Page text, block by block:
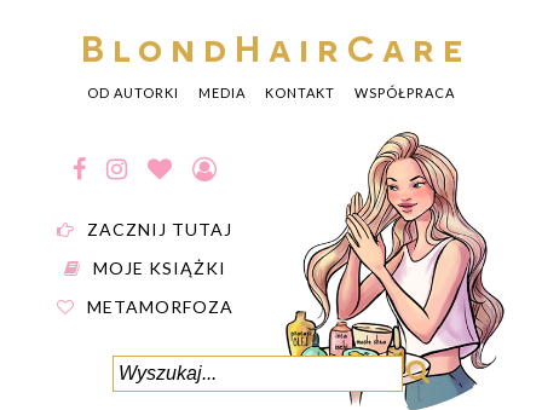
BlondHairCare
OD AUTORKI MEDIA KONTAKT WSPÓŁPRACA
ZACZNIJ TUTAJ
MOJE KSIĄŻKI
METAMORFOZA